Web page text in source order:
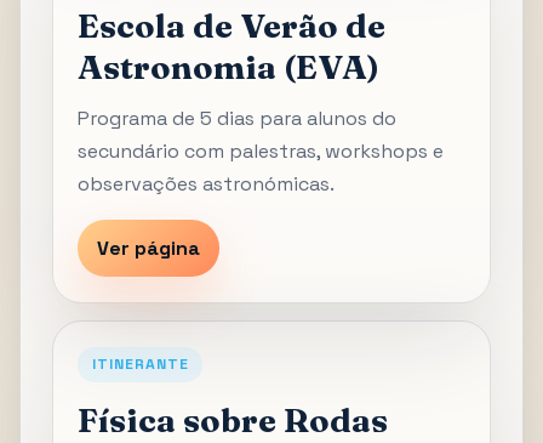
Escola de Verão de
Astronomia (EVA)
Programa de 5 dias para alunos do
secundário com palestras, workshops e
observações astronómicas.
Ver página
ITINERANTE
Física sobre Rodas